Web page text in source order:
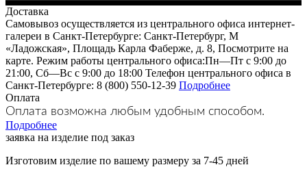
Доставка
Самовывоз осуществляется из центрального офиса интернет-
галереи в Санкт-Петербурге: Санкт-Петербург, М
«Ладожская», Площадь Карла Фаберже, д. 8, Посмотрите на
карте. Режим работы центрального офиса:Пн—Пт с 9:00 до
21:00, Сб—Вс с 9:00 до 18:00 Телефон центрального офиса в
Санкт-Петербурге: 8 (800) 550-12-39 Подробнее
Оплата
Оплата возможна любым удобным способом.
Подробнее
заявка на изделие под заказ
Изготовим изделие по вашему размеру за 7-45 дней